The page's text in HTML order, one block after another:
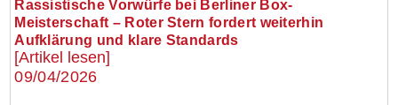
Rassistische Vorwürfe bei Berliner Box-
Meisterschaft – Roter Stern fordert weiterhin
Aufklärung und klare Standards
[Artikel lesen]
09/04/2026